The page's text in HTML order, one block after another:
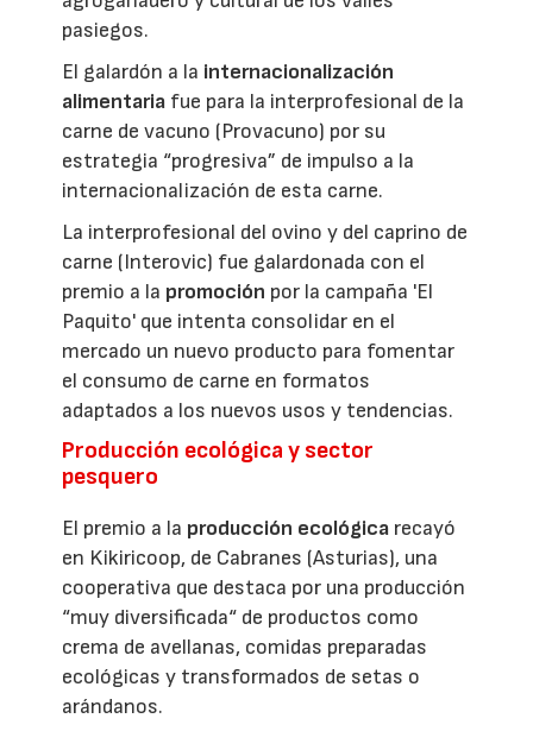
pasiegos.
El galardón a la internacionalización
alimentaria fue para la interprofesional de la
carne de vacuno (Provacuno) por su
estrategia “progresiva” de impulso a la
internacionalización de esta carne.
La interprofesional del ovino y del caprino de
carne (Interovic) fue galardonada con el
premio a la promoción por la campaña 'El
Paquito' que intenta consolidar en el
mercado un nuevo producto para fomentar
el consumo de carne en formatos
adaptados a los nuevos usos y tendencias.
Producción ecológica y sector
pesquero
El premio a la producción ecológica recayó
en Kikiricoop, de Cabranes (Asturias), una
cooperativa que destaca por una producción
“muy diversificada“ de productos como
crema de avellanas, comidas preparadas
ecológicas y transformados de setas o
arándanos.